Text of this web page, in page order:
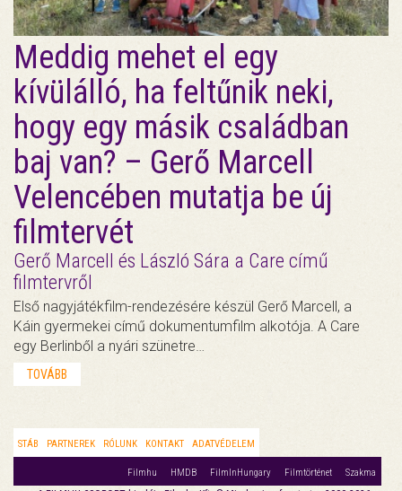
Meddig mehet el egy
kívülálló, ha feltűnik neki,
hogy egy másik családban
baj van? – Gerő Marcell
Velencében mutatja be új
filmtervét
Gerő Marcell és László Sára a Care című
filmtervről
Első nagyjátékfilm-rendezésére készül Gerő Marcell, a
Káin gyermekei című dokumentumfilm alkotója. A Care
egy Berlinből a nyári szünetre…
TOVÁBB
STÁB PARTNEREK RÓLUNK KONTAKT ADATVÉDELEM
Filmhu HMDB FilmInHungary Filmtörténet Szakma